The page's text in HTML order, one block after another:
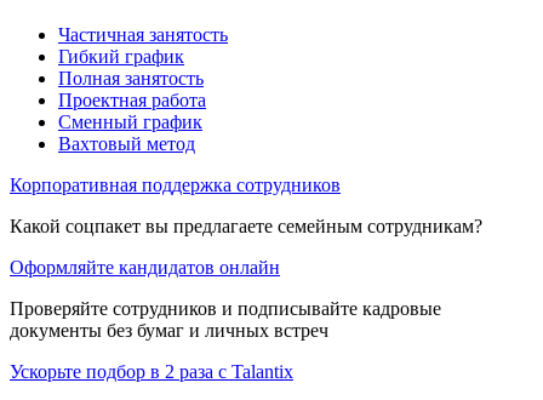
Частичная занятость
Гибкий график
Полная занятость
Проектная работа
Сменный график
Вахтовый метод
Корпоративная поддержка сотрудников
Какой соцпакет вы предлагаете семейным сотрудникам?
Оформляйте кандидатов онлайн
Проверяйте сотрудников и подписывайте кадровые
документы без бумаг и личных встреч
Ускорьте подбор в 2 раза с Talantix